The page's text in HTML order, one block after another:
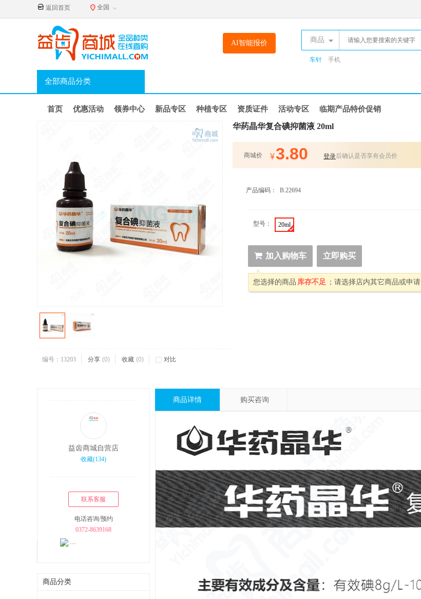
返回首页 全国
AI智能报价 商品
车针 手机
全部商品分类
首页 优惠活动 领券中心 新品专区 种植专区 资质证件 活动专区 临期产品特价促销
华药晶华复合碘抑菌液 20ml
商城价 ¥3.80 登录后确认是否享有会员价
产品编码： B.22694
型号： 20ml
您选择的商品 库存不足 ；请选择店内其它商品或申请
加入购物车 立即购买
编号：13203 分享 (0) 收藏 (0) 对比
商品详情 购买咨询
益齿商城自营店
收藏(134)
联系客服
电话咨询/预约
0372-8639168
商品分类